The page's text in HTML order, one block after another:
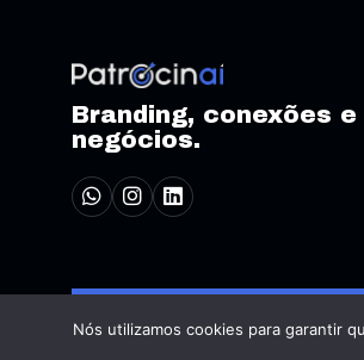
Branding, conexões e
negócios.
Nós utilizamos cookies para garantir